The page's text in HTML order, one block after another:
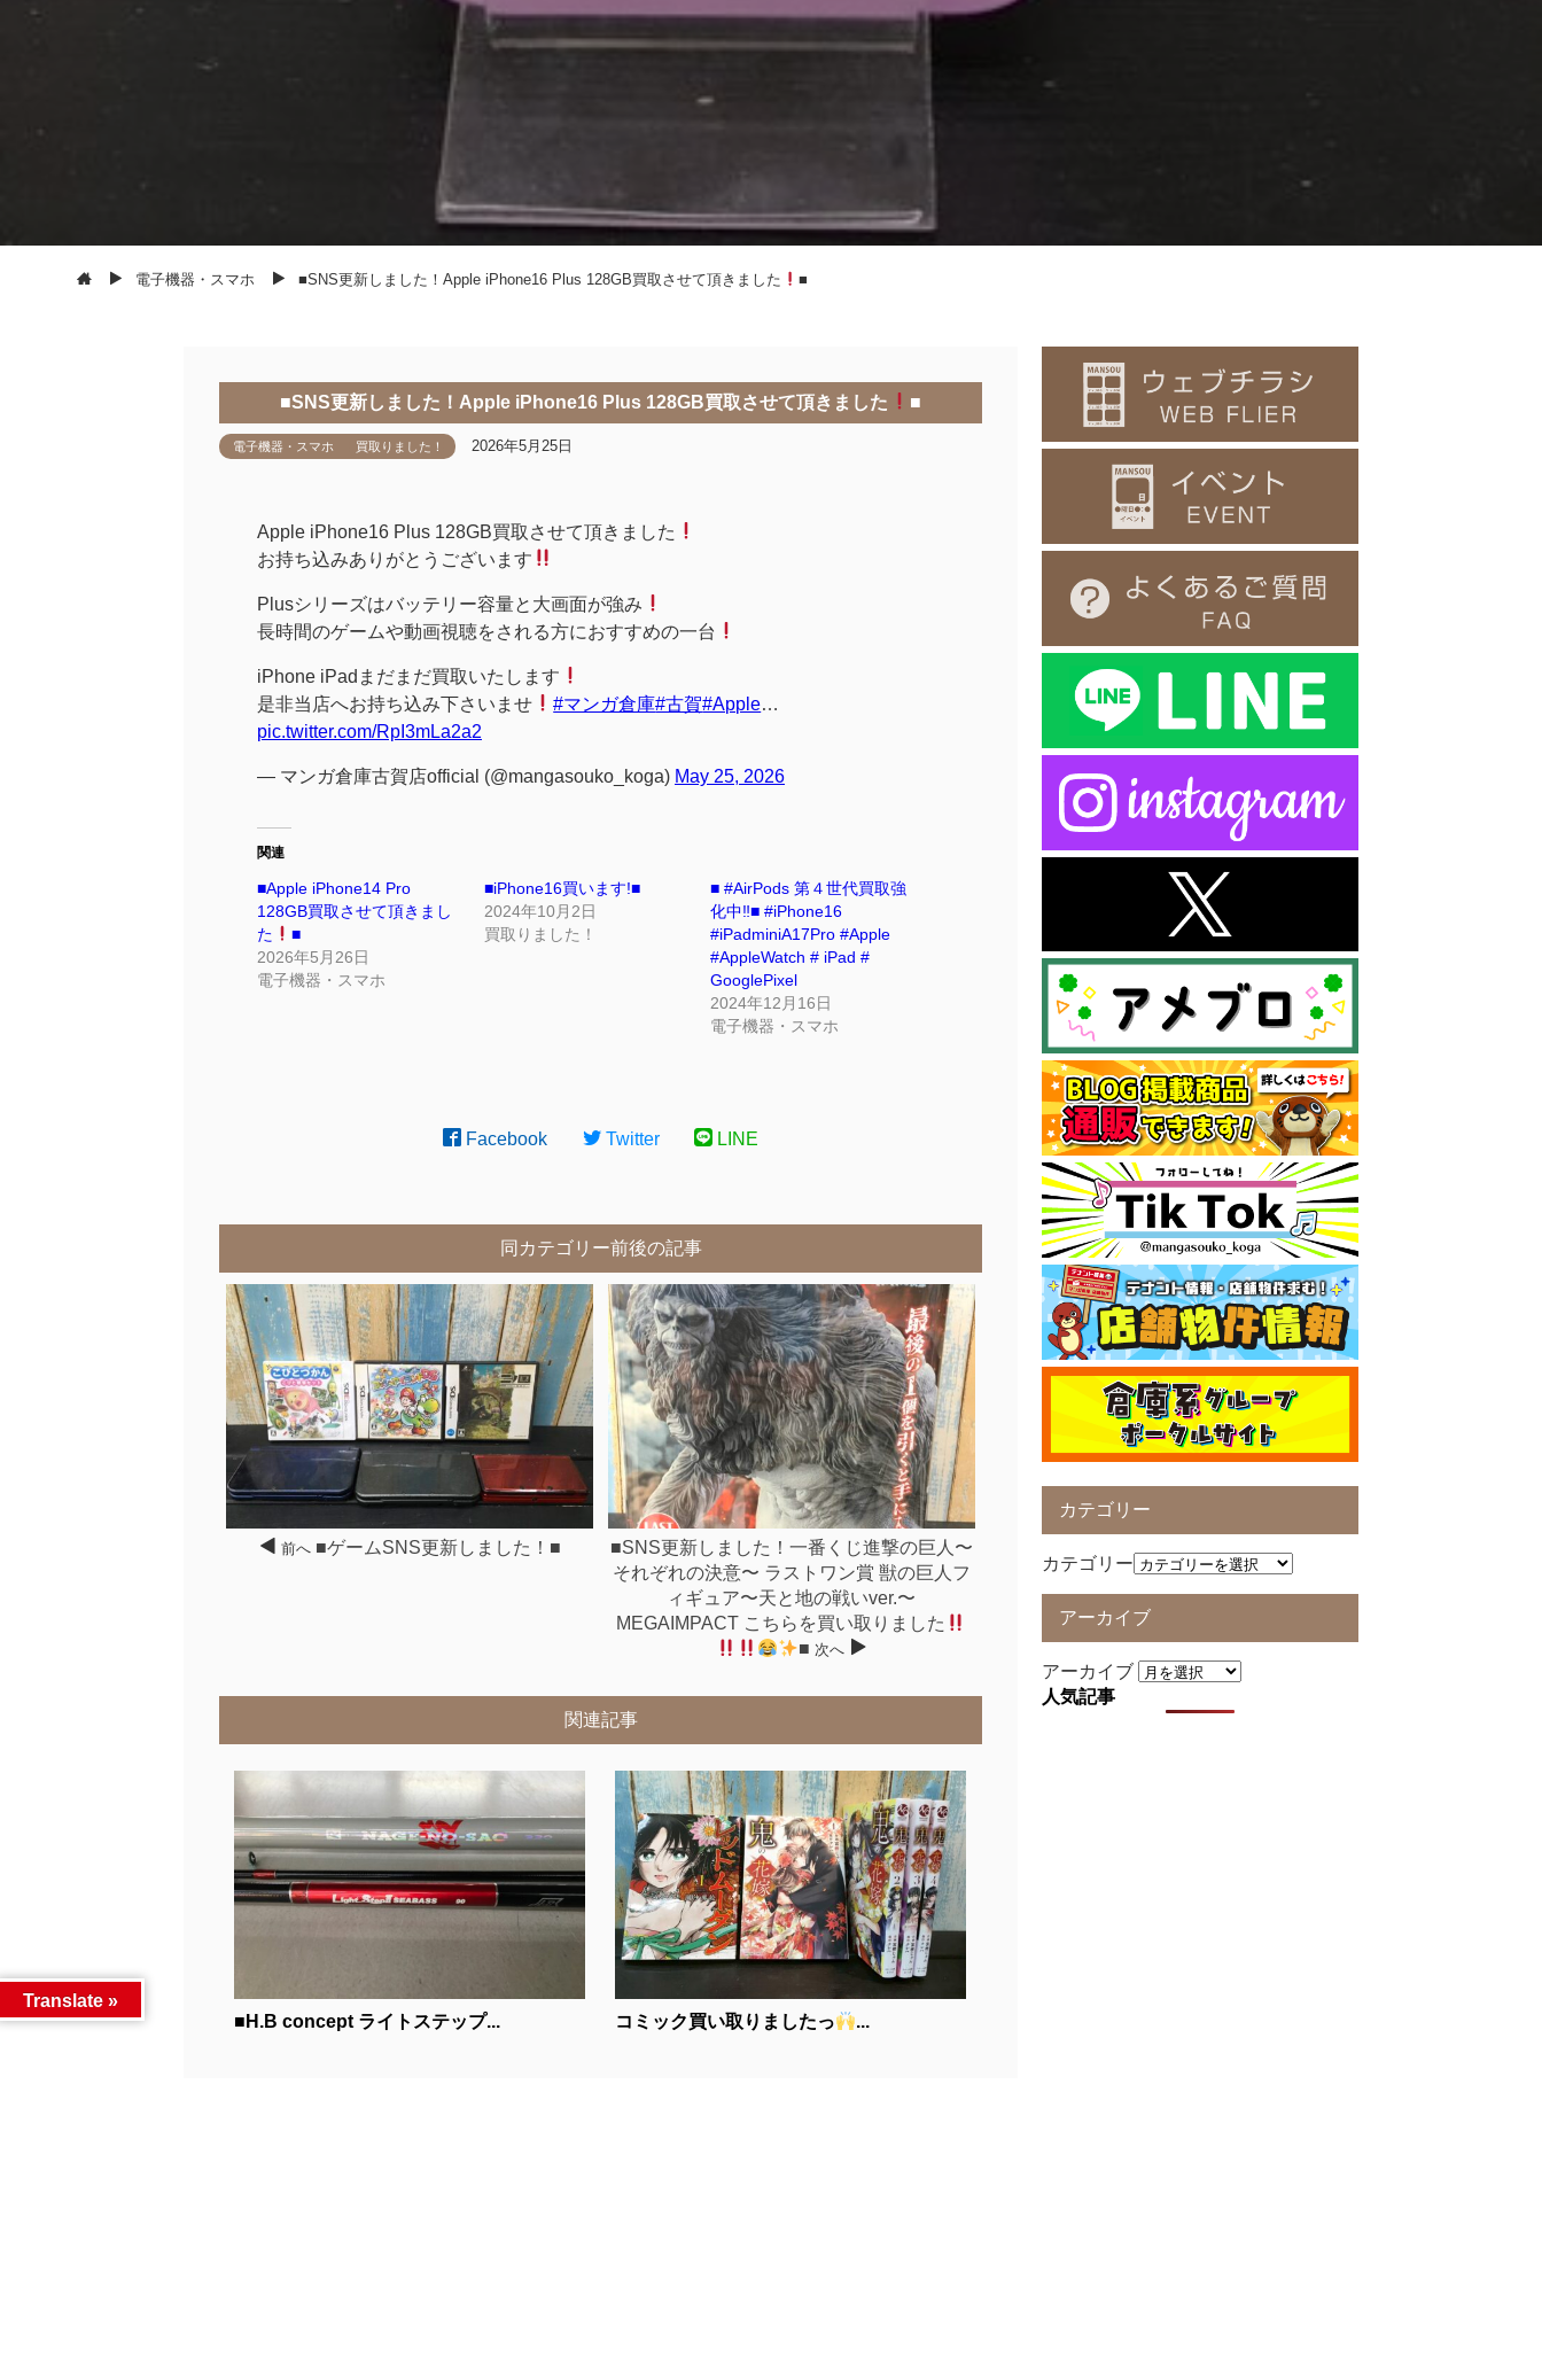
電子機器・スマホ ■SNS更新しました！Apple iPhone16 Plus 128GB買取させて頂きました ■
■SNS更新しました！Apple iPhone16 Plus 128GB買取させて頂きました ■
電子機器・スマホ 買取りました！ 2026年5月25日
Apple iPhone16 Plus 128GB買取させて頂きました
お持ち込みありがとうございます
Plusシリーズはバッテリー容量と大画面が強み
長時間のゲームや動画視聴をされる方におすすめの一台
iPhone iPadまだまだ買取いたします
是非当店へお持ち込み下さいませ
#マンガ倉庫#古賀#Apple…
pic.twitter.com/RpI3mLa2a2
— マンガ倉庫古賀店official (@mangasouko_koga) May 25, 2026
関連
■Apple iPhone14 Pro
128GB買取させて頂きまし
た
■
2026年5月26日
電子機器・スマホ
■iPhone16買います!■
2024年10月2日
買取りました！
■ #AirPods 第４世代買取強
化中‼■ #iPhone16
#iPadminiA17Pro #Apple
#AppleWatch # iPad #
GooglePixel
2024年12月16日
電子機器・スマホ
Facebook Twitter LINE
同カテゴリー前後の記事
前へ ■ゲームSNS更新しました！■
■SNS更新しました！一番くじ進撃の巨人〜
それぞれの決意〜 ラストワン賞 獣の巨人フ
ィギュア〜天と地の戦いver.〜
MEGAIMPACT こちらを買い取りました
■ 次へ
関連記事
■H.B concept ライトステップ... コミック買い取りましたっ ...
カテゴリー
カテゴリー
アーカイブ
アーカイブ
人気記事
Translate »